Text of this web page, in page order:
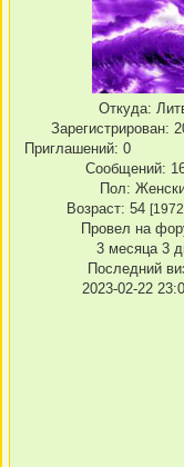
Откуда:
Зарегистрирован:
Приглашений: 0
Сообщений:
Пол:
Возраст: 54
Провел на
3 месяца 3
Последний
2023-02-22